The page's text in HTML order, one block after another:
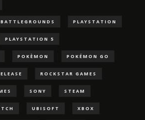
PLAYSTATION
PLAYSTATION 5
POKÈMON POKÉMON GO
ROCKSTAR GAMES
SONY STEAM
UBISOFT XBOX